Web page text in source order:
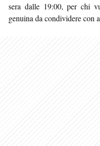
sera dalle 19:00, per chi
genuina da condividere con